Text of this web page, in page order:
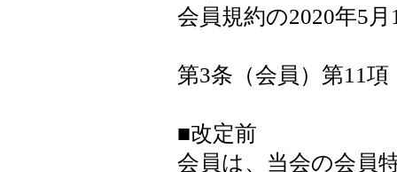
会員規約の2020年5
第3条（会員）第11項
■改定前
会員は、当会の会員